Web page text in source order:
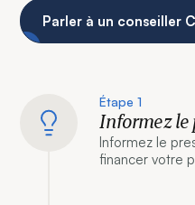
Parler à un conseiller
Étape 1
Informez le
Informez le
financer votre